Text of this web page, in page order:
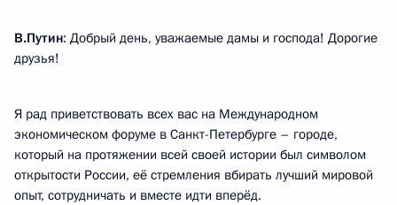
В.Путин: Добрый день, уважаемые дамы и господа! Дорогие
друзья!
Я рад приветствовать всех вас на Международном
экономическом форуме в Санкт-Петербурге – городе,
который на протяжении всей своей истории был символом
открытости России, её стремления вбирать лучший мировой
опыт, сотрудничать и вместе идти вперёд.